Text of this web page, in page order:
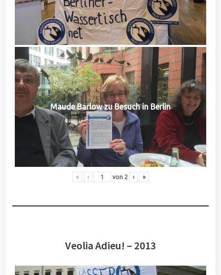
Maude Barlow zu Besuch in Berlin
« ‹ von 2 › »
Veolia Adieu! – 2013